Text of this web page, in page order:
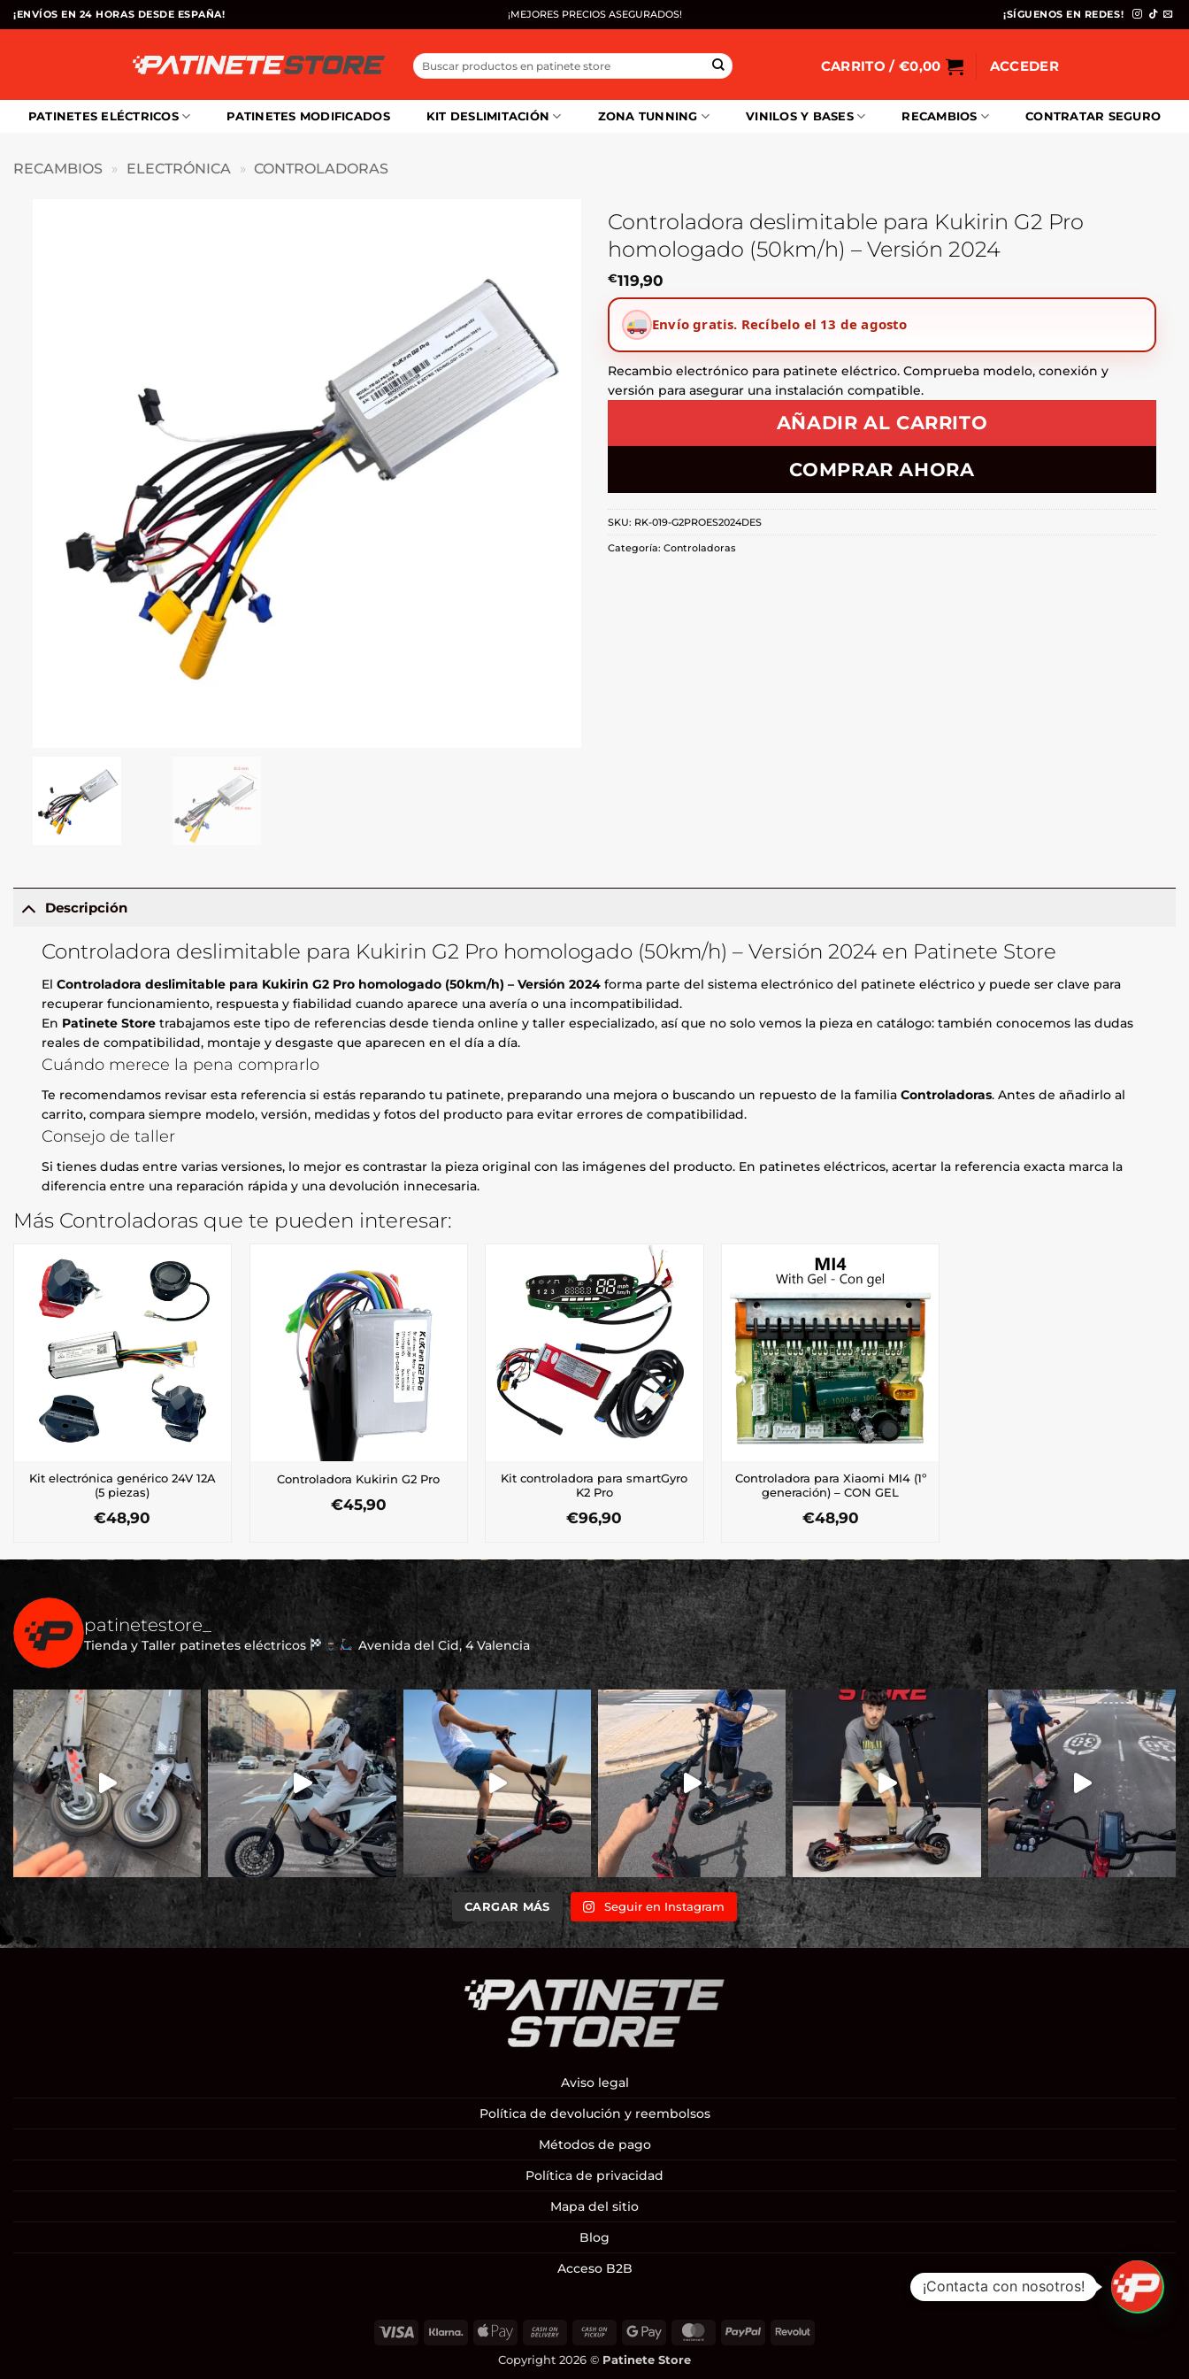
Saltar
al
¡ENVÍOS EN 24 HORAS DESDE ESPAÑA! ¡MEJORES PRECIOS ASEGURADOS! ¡SÍGUENOS EN REDES!
Buscar
por:
CARRITO / €0,00 ACCEDER
PATINETES ELÉCTRICOS PATINETES MODIFICADOS KIT DESLIMITACIÓN ZONA TUNNING VINILOS Y BASES RECAMBIOS CONTRATAR SEGURO
RECAMBIOS » ELECTRÓNICA » CONTROLADORAS
Controladora deslimitable para Kukirin G2 Pro
homologado (50km/h) – Versión 2024
€119,90
Envío gratis. Recíbelo el 13 de agosto
Recambio electrónico para patinete eléctrico. Comprueba modelo, conexión y
versión para asegurar una instalación compatible.
AÑADIR AL CARRITO
COMPRAR AHORA
SKU: RK-019-G2PROES2024DES
Categoría: Controladoras
Descripción
Controladora deslimitable para Kukirin G2 Pro homologado (50km/h) – Versión 2024 en Patinete Store
ElControladora deslimitable para Kukirin G2 Pro homologado (50km/h) – Versión 2024 forma parte del sistema electrónico del patinete eléctrico y puede ser clave para
recuperar funcionamiento, respuesta y fiabilidad cuando aparece una avería o una incompatibilidad.
En Patinete Store trabajamos este tipo de referencias desde tienda online y taller especializado, así que no solo vemos la pieza en catálogo: también conocemos las dudas
reales de compatibilidad, montaje y desgaste que aparecen en el día a día.
Cuándo merece la pena comprarlo
Te recomendamos revisar esta referencia si estás reparando tu patinete, preparando una mejora o buscando un repuesto de la familiaControladoras. Antes de añadirlo al
carrito, compara siempre modelo, versión, medidas y fotos del producto para evitar errores de compatibilidad.
Consejo de taller
Si tienes dudas entre varias versiones, lo mejor es contrastar la pieza original con las imágenes del producto. En patinetes eléctricos, acertar la referencia exacta marca la
diferencia entre una reparación rápida y una devolución innecesaria.
Más Controladoras que te pueden interesar:
Kit electrónica genérico 24V 12A
(5 piezas)
€48,90
Controladora Kukirin G2 Pro
€45,90
Kit controladora para smartGyro
K2 Pro
€96,90
Controladora para Xiaomi MI4 (1º
generación) – CON GEL
€48,90
patinetestore_
Tienda y Taller patinetes eléctricos Avenida del Cid, 4 Valencia
CARGAR MÁS Seguir en Instagram
Aviso legal
Política de devolución y reembolsos
Métodos de pago
Política de privacidad
Mapa del sitio
Blog
Acceso B2B
Visa Klarna
Apple
Cash
Delivery
Cash
Pickup
Google
MasterCardPayPal Revolut
Copyright 2026 © Patinete Store
¡Contacta con nosotros!